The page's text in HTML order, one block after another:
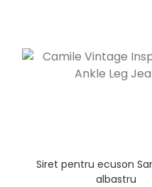
Siret pentru ecuson
albastru